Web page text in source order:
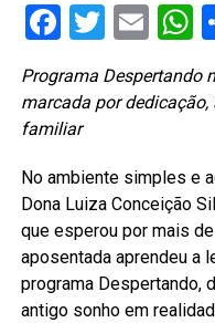
Facebook
Twitter
Programa Despertando
marcada por
familiar
No ambiente simples e
Dona Luiza Conceição
que esperou por mais
aposentada aprendeu a
programa Despertando,
antigo sonho em